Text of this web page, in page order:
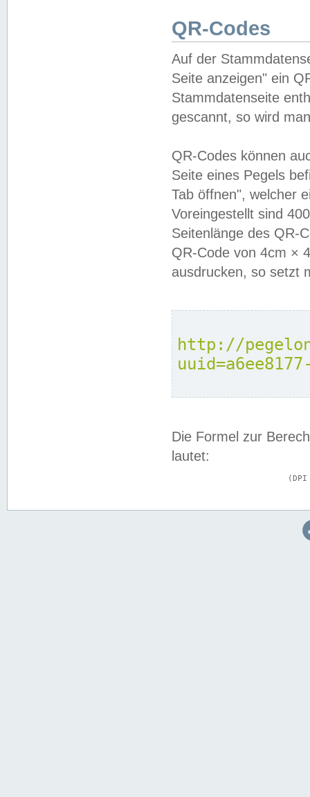
QR-Codes
Auf der
Seite anzeigen" ein
Stammdatenseite
gescannt, so wird
QR-Codes können
Seite eines Pegels
Tab öffnen", welcher
Voreingestellt sind
Seitenlänge des QR-
QR-Code von 4cm ×
ausdrucken, so setzt
http://
Die Formel zur
lautet: